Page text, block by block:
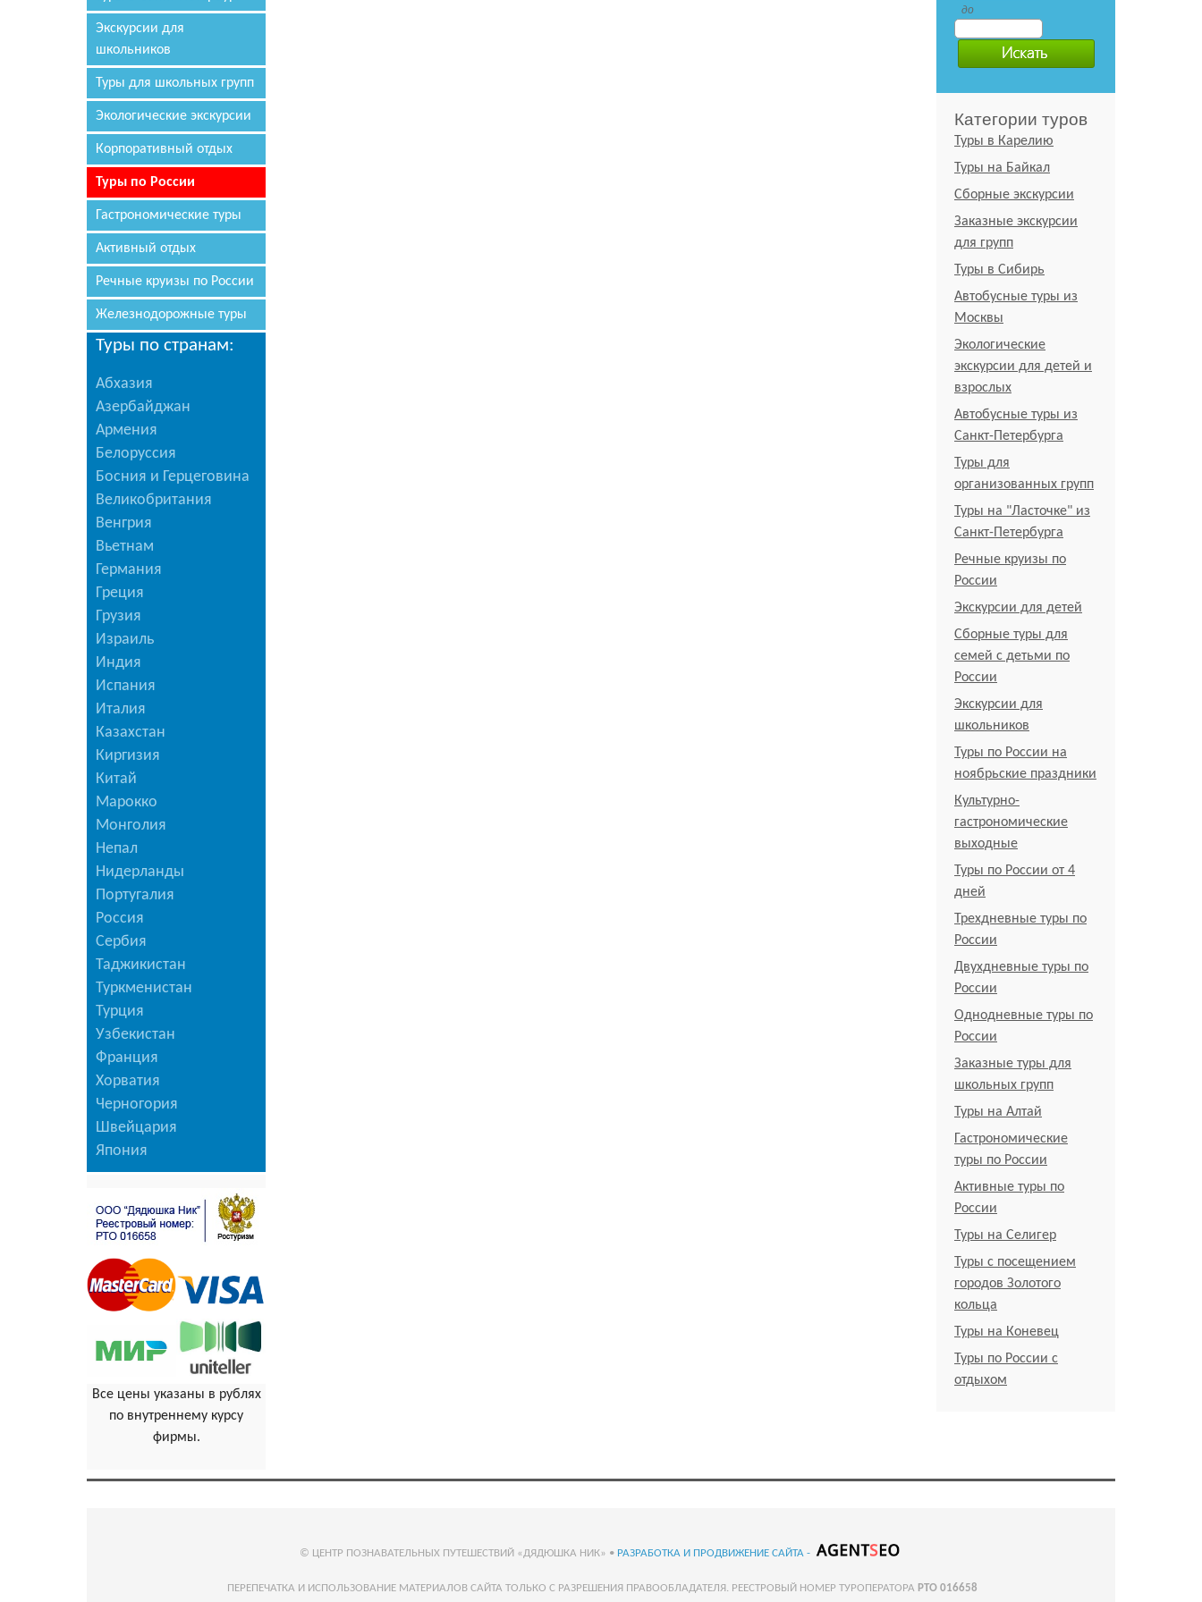
Экскурсии для
школьников
Туры для школьных групп
Экологические экскурсии
Корпоративный отдых
Туры по России
Гастрономические туры
Активный отдых
Речные круизы по России
Железнодорожные туры
Туры по странам:
Абхазия
Азербайджан
Армения
Белоруссия
Босния и Герцеговина
Великобритания
Венгрия
Вьетнам
Германия
Греция
Грузия
Израиль
Индия
Испания
Италия
Казахстан
Киргизия
Китай
Марокко
Монголия
Непал
Нидерланды
Португалия
Россия
Сербия
Таджикистан
Туркменистан
Турция
Узбекистан
Франция
Хорватия
Черногория
Швейцария
Япония
Все цены указаны в рублях
по внутреннему курсу
фирмы.
до
Категории туров
Туры в Карелию
Туры на Байкал
Сборные экскурсии
Заказные экскурсии
для групп
Туры в Сибирь
Автобусные туры из
Москвы
Экологические
экскурсии для детей и
взрослых
Автобусные туры из
Санкт-Петербурга
Туры для
организованных групп
Туры на "Ласточке" из
Санкт-Петербурга
Речные круизы по
России
Экскурсии для детей
Сборные туры для
семей с детьми по
России
Экскурсии для
школьников
Туры по России на
ноябрьские праздники
Культурно-
гастрономические
выходные
Туры по России от 4
дней
Трехдневные туры по
России
Двухдневные туры по
России
Однодневные туры по
России
Заказные туры для
школьных групп
Туры на Алтай
Гастрономические
туры по России
Активные туры по
России
Туры на Селигер
Туры с посещением
городов Золотого
кольца
Туры на Коневец
Туры по России с
отдыхом
© ЦЕНТР ПОЗНАВАТЕЛЬНЫХ ПУТЕШЕСТВИЙ «ДЯДЮШКА НИК» • РАЗРАБОТКА И ПРОДВИЖЕНИЕ САЙТА -
ПЕРЕПЕЧАТКА И ИСПОЛЬЗОВАНИЕ МАТЕРИАЛОВ САЙТА ТОЛЬКО С РАЗРЕШЕНИЯ ПРАВООБЛАДАТЕЛЯ. РЕЕСТРОВЫЙ НОМЕР ТУРОПЕРАТОРА РТО 016658